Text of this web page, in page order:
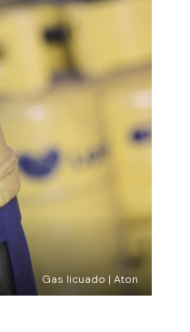
Gas licuado | Aton